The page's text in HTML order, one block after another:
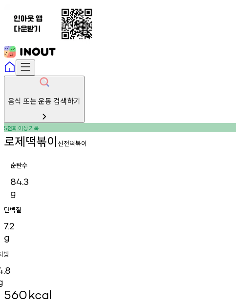
음식 또는 운동 검색하기
5천회 이상기록
로제떡볶이 신전떡볶이
순탄수
84.3
g
단백질
7.2
g
방
560kcal